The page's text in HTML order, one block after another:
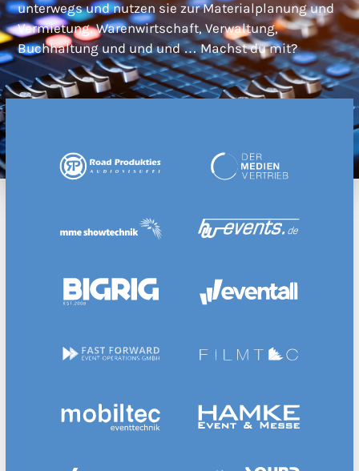
unterwegs und nutzen sie zur Materialplanung und
Vermietung, Warenwirtschaft, Verwaltung,
Buchhaltung und und und … Machst du mit?